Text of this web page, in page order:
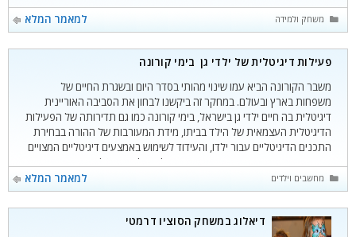
למאמר המלא
קטגוריות
משחק ולמידה
פעילות דיגיטלית של ילדי גן בימי קורונה
משבר הקורונה הביא עמו שינוי מהותי בסדר היום ובשגרת החיים של
משפחות בארץ ובעולם. במחקר זה ביקשנו לבחון את הסביבה האוריינית
דיגיטלית בה חיים ילדי גן בישראל, בימי קורונה כמו גם תדירותה של הפעילות
הדיגיטלית העצמאית של הילד בביתו, מידת המעורבות של ההורה בבחירת
התכנים הדיגיטליים עבור ילדו, והעידוד לשימוש באמצעים דיגיטליים המצויים
בבית. מחקר דומה, אשר בחן מאפיינים של פעילות דיגיטלית בבתים ישמש
עבורנו מקור להתייחסות והשוואה אל ימי שגרה של ילדי גן
למאמר המלא קטגוריות
מחשבים וילדים
דיאלוג במשחק הסוציו דרמטי